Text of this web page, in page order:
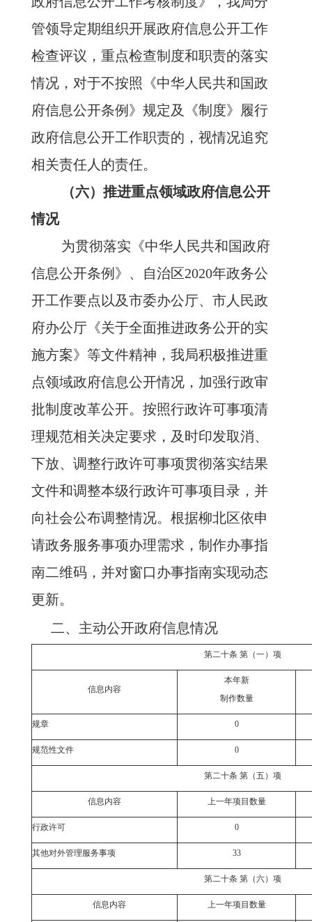
管领导定期组织开展政府信息公开工作
检查评议，重点检查制度和职责的落实
情况，对于不按照《中华人民共和国政
府信息公开条例》规定及《制度》履行
政府信息公开工作职责的，视情况追究
相关责任人的责任。
（六）推进重点领域政府信息公开
情况
为贯彻落实《中华人民共和国政府
信息公开条例》、自治区2020年政务公
开工作要点以及市委办公厅、市人民政
府办公厅《关于全面推进政务公开的实
施方案》等文件精神，我局积极推进重
点领域政府信息公开情况，加强行政审
批制度改革公开。按照行政许可事项清
理规范相关决定要求，及时印发取消、
下放、调整行政许可事项贯彻落实结果
文件和调整本级行政许可事项目录，并
向社会公布调整情况。根据柳北区依申
请政务服务事项办理需求，制作办事指
南二维码，并对窗口办事指南实现动态
更新。
二、主动公开政府信息情况
第二十条 第（一）项
信息内容
本年新
制作数量
规章 0
规范性文件 0
第二十条 第（五）项
信息内容 上一年项目数量
行政许可 0
其他对外管理服务事项 33
第二十条 第（六）项
信息内容 上一年项目数量